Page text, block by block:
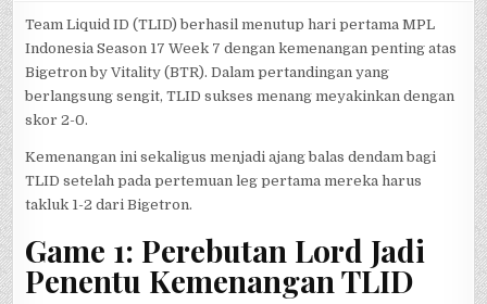
ID
WEEK
TEAM
LIQUIID
ID
BIGETRON
2-
0
Team Liquid ID (TLID) berhasil menutup hari pertama MPL
Indonesia Season 17 Week 7 dengan kemenangan penting atas
Bigetron by Vitality (BTR). Dalam pertandingan yang
berlangsung sengit, TLID sukses menang meyakinkan dengan
skor 2-0.
Kemenangan ini sekaligus menjadi ajang balas dendam bagi
TLID setelah pada pertemuan leg pertama mereka harus
takluk 1-2 dari Bigetron.
Game 1: Perebutan Lord Jadi
Penentu Kemenangan TLID